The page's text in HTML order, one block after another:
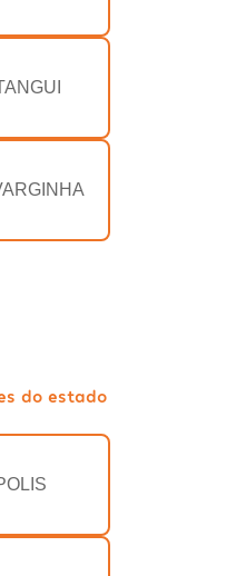
do estado